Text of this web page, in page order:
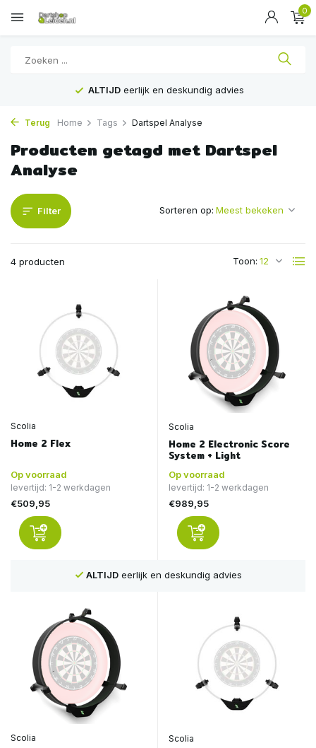
0
ALTIJD eerlijk en deskundig advies
Terug Home Tags Dartspel Analyse
Producten getagd met Dartspel
Analyse
Filter
4 producten Toon:
Sorteren op:
Scolia
Home 2 Flex
Op voorraad
levertijd: 1-2 werkdagen
€509,95
Scolia
Home 2 Electronic Score
System + Light
Op voorraad
levertijd: 1-2 werkdagen
€989,95
ALTIJDeerlijk en deskundig advies
Scolia Scolia